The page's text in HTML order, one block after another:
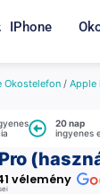
IPhone
Okostelefon / Apple
20 nap
ingyenes
vélemény